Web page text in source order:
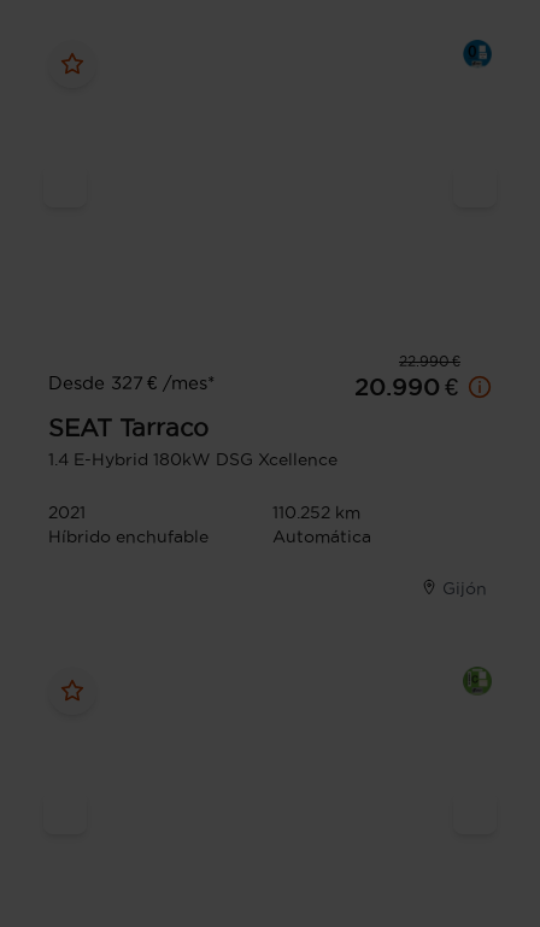
22.990 €
Desde 327 € /mes*
20.990 €
SEAT Tarraco
1.4 E-Hybrid 180kW DSG Xcellence
2021
110.252 km
Híbrido enchufable
Automática
Gijón